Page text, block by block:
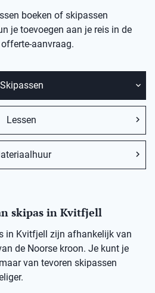
boeken of skipassen
je toevoegen aan je reis in de
aanvraag.
Skipassen
Lessen
skipas in Kvitfjell
in Kvitfjell zijn afhankelijk van
de Noorse kroon. Je kunt je
van tevoren skipassen